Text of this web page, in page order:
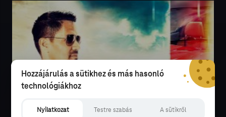
Hozzájárulás a sütikhez és más hasonló
technológiákhoz
Nyilatkozat Testre szabás A sütikről